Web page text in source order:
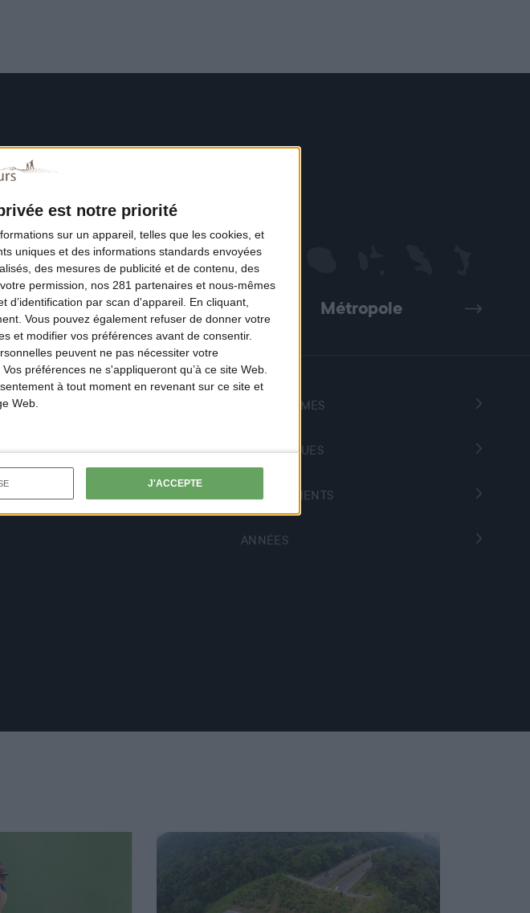
est notre priorité
sur un appareil, telles que les cookies, et
uniques et des informations standards envoyées
des mesures de publicité et de contenu, des
permission, nos 281 partenaires et nous-mêmes
d’identification par scan d'appareil. En cliquant,
Vous pouvez également refuser de donner votre
et modifier vos préférences avant de consentir.
peuvent ne pas nécessiter votre
préférences ne s'appliqueront qu’à ce site Web.
à tout moment en revenant sur ce site et
Web.
J'ACCEPTE
Précédent Métropole Suivant
PROGRAMMES
THÉMATIQUES
DÉPARTEMENTS
ANNÉES